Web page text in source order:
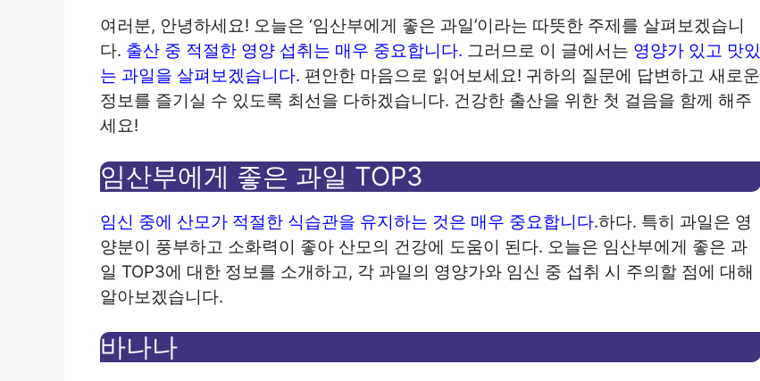
여러분, 안녕하세요! 오늘은 ‘임산부에게 좋은 과일’이라는 따뜻한 주제를 살펴보겠습니
다. 출산 중 적절한 영양 섭취는 매우 중요합니다. 그러므로 이 글에서는 영양가 있고 맛있
는 과일을 살펴보겠습니다. 편안한 마음으로 읽어보세요! 귀하의 질문에 답변하고 새로운
정보를 즐기실 수 있도록 최선을 다하겠습니다. 건강한 출산을 위한 첫 걸음을 함께 해주
세요!
임산부에게 좋은 과일 TOP3
임신 중에 산모가 적절한 식습관을 유지하는 것은 매우 중요합니다.하다. 특히 과일은 영
양분이 풍부하고 소화력이 좋아 산모의 건강에 도움이 된다. 오늘은 임산부에게 좋은 과
일 TOP3에 대한 정보를 소개하고, 각 과일의 영양가와 임신 중 섭취 시 주의할 점에 대해
알아보겠습니다.
바나나